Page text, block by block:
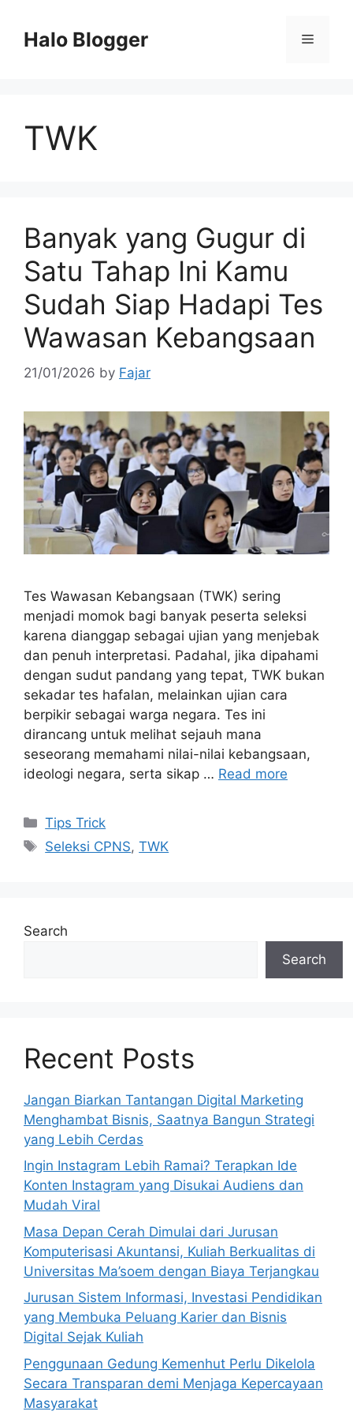
contentHalo Blogger Menu
TWK
Banyak yang Gugur di
Satu Tahap Ini Kamu
Sudah Siap Hadapi Tes
Wawasan Kebangsaan
21/01/2026 by Fajar
Tes Wawasan Kebangsaan (TWK) sering
menjadi momok bagi banyak peserta seleksi
karena dianggap sebagai ujian yang menjebak
dan penuh interpretasi. Padahal, jika dipahami
dengan sudut pandang yang tepat, TWK bukan
sekadar tes hafalan, melainkan ujian cara
berpikir sebagai warga negara. Tes ini
dirancang untuk melihat sejauh mana
seseorang memahami nilai-nilai kebangsaan,
ideologi negara, serta sikap … Read more
Categories
Tips Trick
Tags
Seleksi CPNS,TWK
Search
Search
Recent Posts
Jangan Biarkan Tantangan Digital Marketing
Menghambat Bisnis, Saatnya Bangun Strategi
yang Lebih Cerdas
Ingin Instagram Lebih Ramai? Terapkan Ide
Konten Instagram yang Disukai Audiens dan
Mudah Viral
Masa Depan Cerah Dimulai dari Jurusan
Komputerisasi Akuntansi, Kuliah Berkualitas di
Universitas Ma’soem dengan Biaya Terjangkau
Jurusan Sistem Informasi, Investasi Pendidikan
yang Membuka Peluang Karier dan Bisnis
Digital Sejak Kuliah
Penggunaan Gedung Kemenhut Perlu Dikelola
Secara Transparan demi Menjaga Kepercayaan
Masyarakat